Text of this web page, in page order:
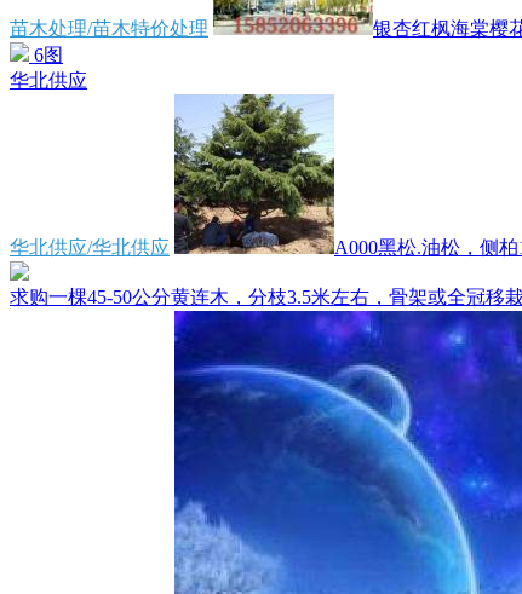
苗木处理/苗木特价处理 银杏红枫海棠樱
6图
华北供应
华北供应/华北供应 A000黑松.油松，侧柏
求购一棵45-50公分黄连木，分枝3.5米左右，骨架或全冠移